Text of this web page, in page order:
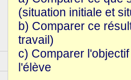
(situation initiale et
b) Comparer ce
travail)
c) Comparer
l'élève